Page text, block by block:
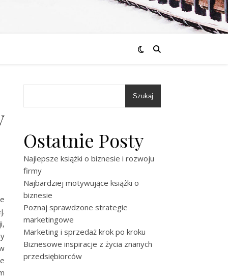
Szukaj
Ostatnie Posty
Najlepsze książki o biznesie i rozwoju
firmy
Najbardziej motywujące książki o
biznesie
Poznaj sprawdzone strategie
marketingowe
Marketing i sprzedaż krok po kroku
Biznesowe inspiracje z życia znanych
przedsiębiorców